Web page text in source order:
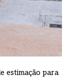
estimação para